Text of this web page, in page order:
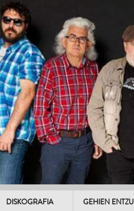
DISKOGRAFIA GEHIEN